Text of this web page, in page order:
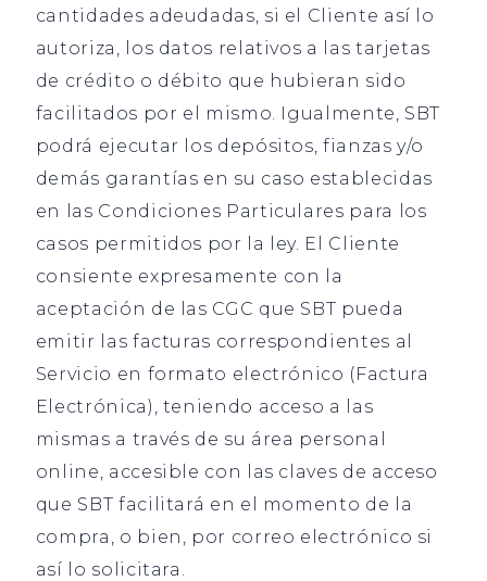
cantidades adeudadas, si el Cliente así lo
autoriza, los datos relativos a las tarjetas
de crédito o débito que hubieran sido
facilitados por el mismo. Igualmente, SBT
podrá ejecutar los depósitos, fianzas y/o
demás garantías en su caso establecidas
en las Condiciones Particulares para los
casos permitidos por la ley. El Cliente
consiente expresamente con la
aceptación de las CGC que SBT pueda
emitir las facturas correspondientes al
Servicio en formato electrónico (Factura
Electrónica), teniendo acceso a las
mismas a través de su área personal
online, accesible con las claves de acceso
que SBT facilitará en el momento de la
compra, o bien, por correo electrónico si
así lo solicitara.